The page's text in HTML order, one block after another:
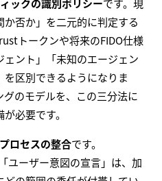
ックの識別ポリシーです。現
否か」を二元的に判定する
トークンや将来のFIDO仕様
ント」「未知のエージェン
を区別できるようになりま
のモデルを、この三分法に
必要です。
ロセスの整合です。
ユーザー意図の宣言」は、加